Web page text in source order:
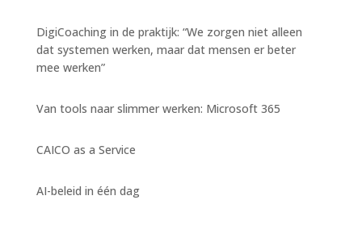
DigiCoaching in de praktijk: “We zorgen niet alleen
dat systemen werken, maar dat mensen er beter
mee werken”
Van tools naar slimmer werken: Microsoft 365
CAICO as a Service
AI-beleid in één dag